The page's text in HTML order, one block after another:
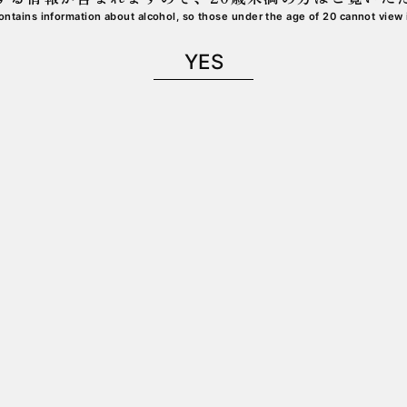
information about alcohol, so those under the age of 20 cannot view
YES